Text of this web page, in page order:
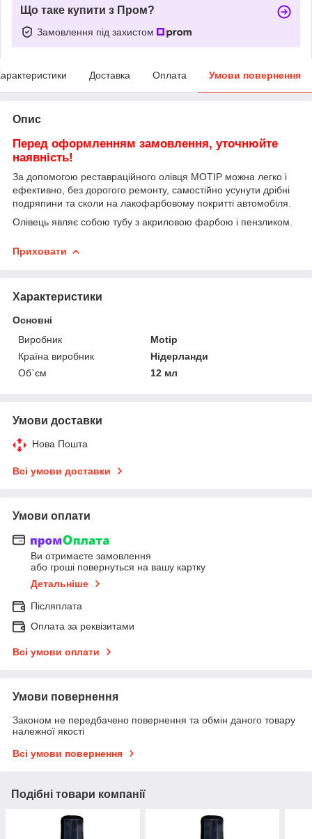
Що таке купити з Пром?
Замовлення під захистом
Доставка Оплата Умови повернення
Опис
Перед оформленням замовлення, уточнюйте
наявність!
За допомогою реставраційного олівця MOTIP можна легко і
ефективно, без дорогого ремонту, самостійно усунути дрібні
подряпини та сколи на лакофарбовому покритті автомобіля.
Олівець являє собою тубу з акриловою фарбою і пензликом.
Приховати
Характеристики
Основні
Виробник
Motip
Країна виробник
Нідерланди
Об`єм
12 мл
Умови доставки
Нова Пошта
Всі умови доставки
Умови оплати
Ви отримаєте замовлення
або гроші повернуться на вашу картку
Детальніше
Післяплата
Оплата за реквізитами
Всі умови оплати
Умови повернення
Законом не передбачено повернення та обмін даного товару
належної якості
Всі умови повернення
Подібні товари компанії